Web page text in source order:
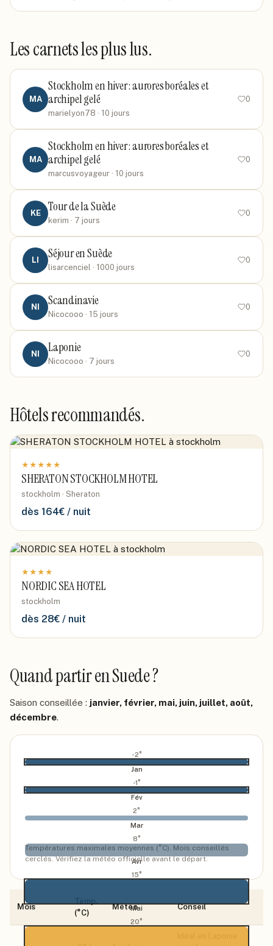
Les carnets les plus lus.
MA
Stockholm en hiver : aurores boréales et
archipel gelé
marielyon78 · 10 jours
0
MA
Stockholm en hiver : aurores boréales et
archipel gelé
marcusvoyageur · 10 jours
0
KE Tour de la Suède
kerim · 7 jours
0
LI Séjour en Suède
lisarcenciel · 1000 jours
0
NI Scandinavie
Nicocooo · 15 jours
0
NI Laponie
Nicocooo · 7 jours
0
Hôtels recommandés.
★ ★ ★ ★ ★
SHERATON STOCKHOLM HOTEL
stockholm · Sheraton
dès 164€ / nuit
★ ★ ★ ★
NORDIC SEA HOTEL
stockholm
dès 28€ / nuit
Quand partiren Suede?
Saison conseillée : janvier, février, mai, juin, juillet, août,
décembre.
-2°
Jan
-1°
Fév
2°
Mar
8°
Avr
15°
Mai
20°
Températures maximales moyennes (°C). Mois conseillés
cerclés. Vérifiez la météo officielle avant le départ.
Mois
Temp.
(°C)
Météo Conseil